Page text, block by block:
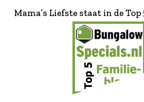
Mama’s Liefste staat in de